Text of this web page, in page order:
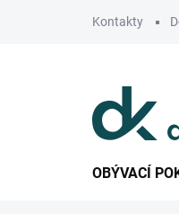
Kontakty
OBÝVACÍ